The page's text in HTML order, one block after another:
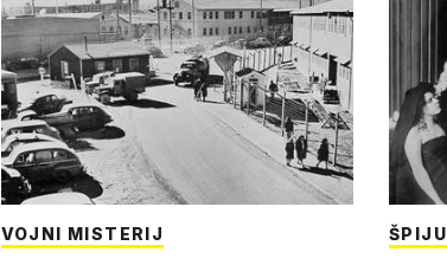
VOJNI MISTERIJ